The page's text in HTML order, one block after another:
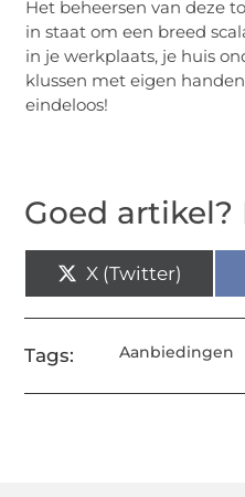
Het beheersen van deze
in staat om een breed
in je werkplaats, je huis
klussen met eigen
eindeloos!
Goed
X (Twitter)
Tags: Aanbiedingen